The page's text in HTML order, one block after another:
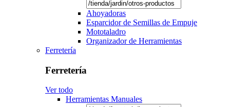
Ahoyadoras
Esparcidor de Semillas de Empuje
Mototaladro
Organizador de Herramientas
Ferretería
Ferretería
Ver todo
Herramientas Manuales